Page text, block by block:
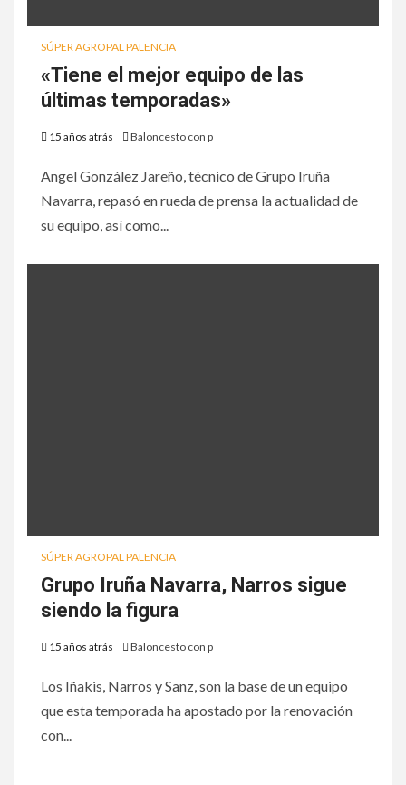
SÚPER AGROPAL PALENCIA
«Tiene el mejor equipo de las
últimas temporadas»
15 años atrás Baloncesto con p
Angel González Jareño, técnico de Grupo Iruña
Navarra, repasó en rueda de prensa la actualidad de
su equipo, así como...
SÚPER AGROPAL PALENCIA
Grupo Iruña Navarra, Narros sigue
siendo la figura
15 años atrás Baloncesto con p
Los Iñakis, Narros y Sanz, son la base de un equipo
que esta temporada ha apostado por la renovación
con...